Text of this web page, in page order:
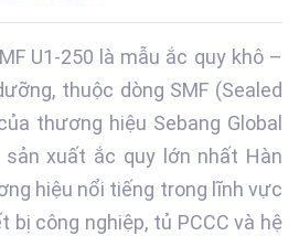
U1-250 là mẫu ắc quy khô –
thuộc dòng SMF (Sealed
thương hiệu Sebang Global
xuất ắc quy lớn nhất Hàn
hiệu nổi tiếng trong lĩnh vực
bị công nghiệp, tủ PCCC và hệ